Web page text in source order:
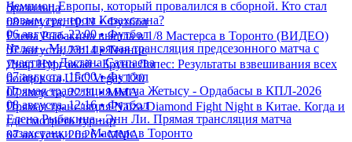
бразильца
08 августа, 10:11 • Футбол
Елена Рыбакина вышла в 1/8 Мастерса в Торонто (ВИДЕО)
07 августа, 23:14 • Теннис
Дияр Нургожай - Бруно Лопес: Результаты взвешивания всех
бойцов на UFC Vegas 120
07 августа, 22:11 • ММА
Прямая трансляция Naiza Diamond Fight Night в Китае. Когда и
где смотреть турнир
07 августа, 20:26 • ММА
Чемпион Европы, который провалился в сборной. Кто стал
новым тренером Казахстана?
06 августа, 22:00 • Футбол
Челси - Милан: прямая трансляция предсезонного матча с
участием Дастана Сатпаева
07 августа, 15:00 • Футбол
Прямая трансляция матча Жетысу - Ордабасы в КПЛ-2026
08 августа, 12:16 • Футбол
Елена Рыбакина - Энн Ли. Прямая трансляция матча
казахстанки на Мастерс в Торонто